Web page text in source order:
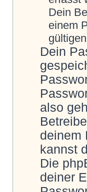
Dein
einem
Dein
also
deinem
kannst
Die
deiner